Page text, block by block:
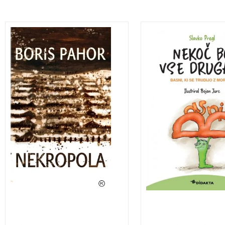
Leta 1944 je bil Pahor
aretiran in poslan v
koncentracijska taborišča
Dachau, Natzwiler-Struthof
in Bergen-Belsen.
»Pripoved« o tem, kakor je
Nekropolo ob izidu leta
1967 označil avtor, je po
mnogih prevodih in vseh
odzivih sodeč eno najbolje
napisanih pričevanj o
taboriščnem življenju v
svetovni literaturi. Uokviril
Basni, ki se trudijo z
moralo.